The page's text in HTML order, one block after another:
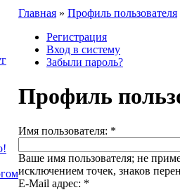
Главная » Профиль пользователя
Регистрация
Вход в систему
Забыли пароль?
Профиль
Имя пользователя: *
Ваше имя пользователя; не
исключением точек, знаков
E-Mail адрес: *